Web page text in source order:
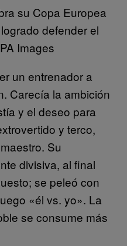
su Copa Europea
defender el
Images
un entrenador a
Carecía la ambición
y el deseo para
y terco,
Su
divisiva, al final
se peleó con
«él vs. yo». La
se consume más